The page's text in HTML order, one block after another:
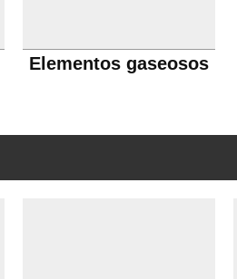
Elementos gaseosos